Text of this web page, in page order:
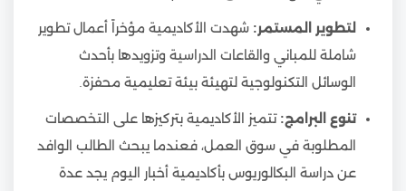
لتطوير المستمر: شهدت الأكاديمية مؤخراً أعمال تطوير
شاملة للمباني والقاعات الدراسية وتزويدها بأحدث
الوسائل التكنولوجية لتهيئة بيئة تعليمية محفزة.
تنوع البرامج:تتميز الأكاديمية بتركيزها على التخصصات
المطلوبة في سوق العمل، فعندما يبحث الطالب الوافد
عن دراسة البكالوريوس بأكاديمية أخبار اليوم يجد عدة